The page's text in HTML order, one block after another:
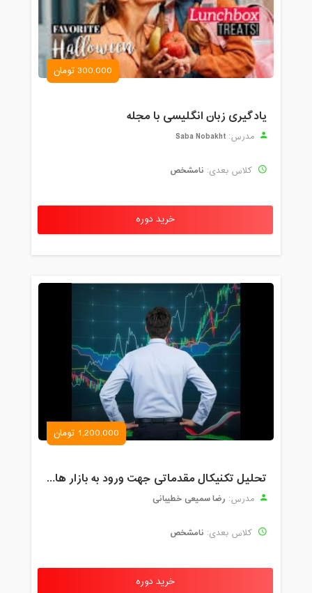
300,000 تومان
یادگیری زبان انگلیسی با مجله
مدرس: Saba Nobakht
کلاس بعدی: نامشخص
خرید دوره
1,200,000 تومان
تحلیل تکنیکال مقدماتی جهت ورود به بازار های مالی (رمز ارز و فارکس )
مدرس: رضا سمیعی خطیبانی
کلاس بعدی: نامشخص
خرید دوره